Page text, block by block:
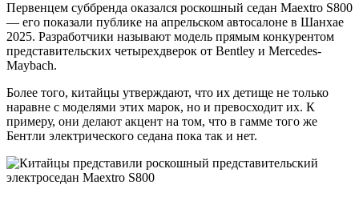
Первенцем суббренда оказался роскошный седан Maextro S800
— его показали публике на апрельском автосалоне в Шанхае
2025. Разработчики называют модель прямым конкурентом
представительских четырехдверок от Bentley и Mercedes-
Maybach.
Более того, китайцы утверждают, что их детище не только
наравне с моделями этих марок, но и превосходит их. К
примеру, они делают акцент на том, что в гамме того же
Бентли электрического седана пока так и нет.